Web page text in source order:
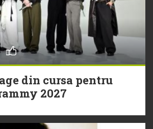
din cursa pentru
2027